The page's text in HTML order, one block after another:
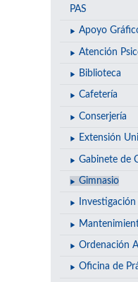
PAS
Apoyo
Atención
Biblioteca
Cafetería
Conserjería
Extensión
Gabinete de
Gimnasio
Ordenación
Oficina de